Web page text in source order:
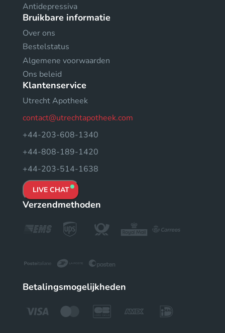
Antidepressiva
Bruikbare informatie
Over ons
Bestelstatus
Algemene voorwaarden
Ons beleid
Klantenservice
Utrecht Apotheek
contact@utrechtapotheek.com
+44-203-608-1340
+44-808-189-1420
+44-203-514-1638
LIVE CHAT
Verzendmethoden
Betalingsmogelijkheden